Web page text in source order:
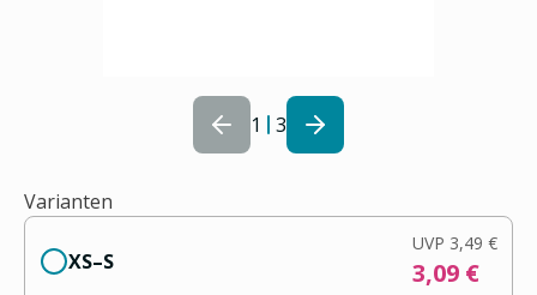
1 3
Varianten
XS–S
UVP 3,49 €
3,09 €